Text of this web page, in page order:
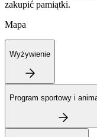
zakupić pamiątki.
Mapa
Wyżywienie
Program sportowy i